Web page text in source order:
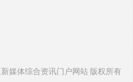
媒体综合资讯门户网站版权所有